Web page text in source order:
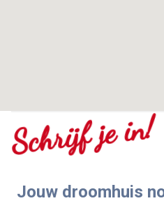
Jouw droomhuis
Schrijf je in!